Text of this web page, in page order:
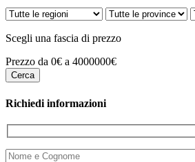
Scegli una fascia di prezzo
Prezzo da 0€ a 4000000€
Richiedi informazioni